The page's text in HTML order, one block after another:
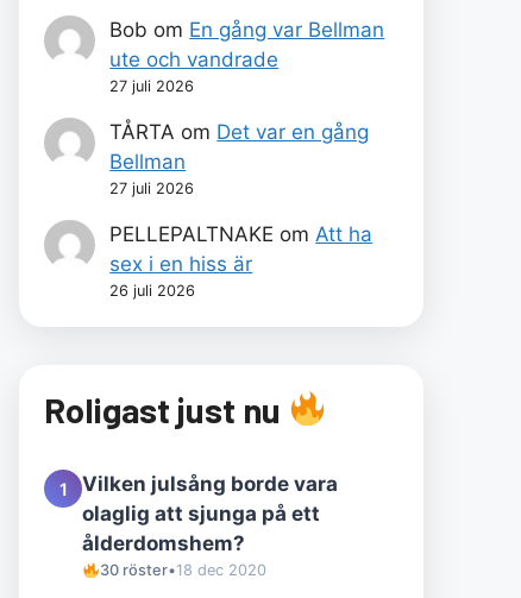
Bob om En gång var Bellman
ute och vandrade
27 juli 2026
TÅRTA om Det var en gång
Bellman
27 juli 2026
PELLEPALTNAKE om Att ha
sex i en hiss är
26 juli 2026
Roligast just nu
1
Vilken julsång borde vara
olaglig att sjunga på ett
ålderdomshem?
30 röster•18 dec 2020